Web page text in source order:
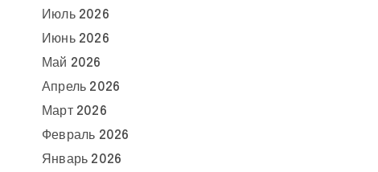
Июль 2026
Июнь 2026
Май 2026
Апрель 2026
Март 2026
Февраль 2026
Январь 2026